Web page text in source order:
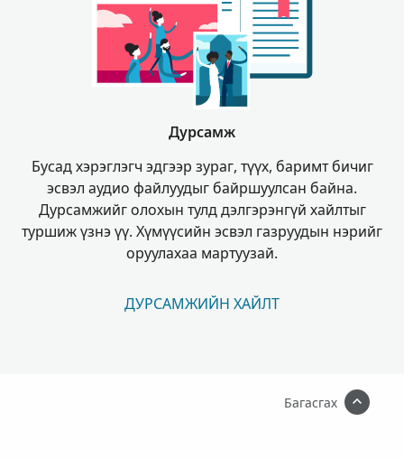
Дурсамж
Бусад хэрэглэгч эдгээр зураг, түүх, баримт бичиг
эсвэл аудио файлуудыг байршуулсан байна.
Дурсамжийг олохын тулд дэлгэрэнгүй хайлтыг
туршиж үзнэ үү. Хүмүүсийн эсвэл газруудын нэрийг
оруулахаа мартуузай.
ДУРСАМЖИЙН ХАЙЛТ
Багасгах